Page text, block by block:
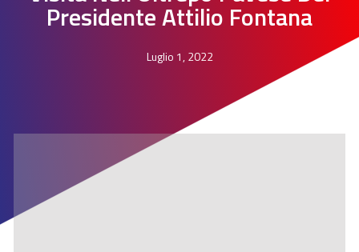
Presidente Attilio Fontana
Luglio 1, 2022